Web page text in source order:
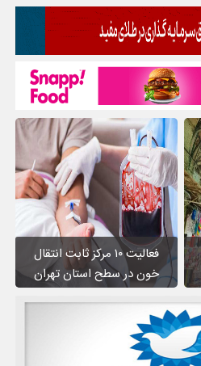
فعالیت ۱۰ مرکز ثابت انتقال
خون در سطح استان تهران